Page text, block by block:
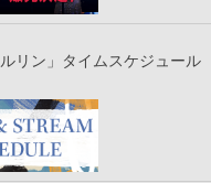
リン」タイムスケジュール